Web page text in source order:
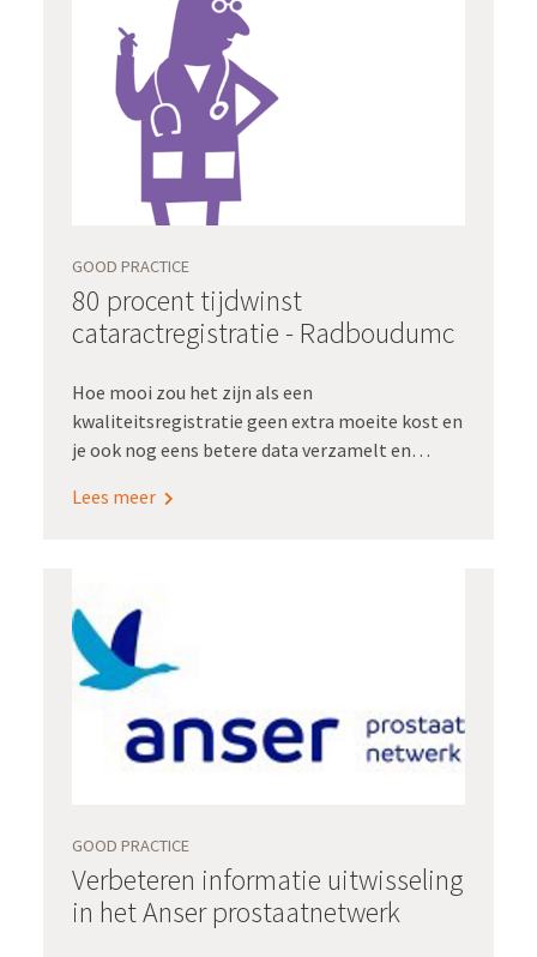
GOOD PRACTICE
80 procent tijdwinst
cataractregistratie - Radboudumc
Hoe mooi zou het zijn als een
kwaliteitsregistratie geen extra moeite kost en
je ook nog eens betere data verzamelt en
benodigde gegevens zó uit het epd kunt halen,
automatische aanlevering aan de
verduurzaamde kwaliteitsregistratie voor
cataractoperaties tot een vermindering van de
registratielast met maar liefst 80 procent én
tot data van hogere kwaliteit.
Lees meer
GOOD PRACTICE
Verbeteren informatie uitwisseling
in het Anser prostaatnetwerk